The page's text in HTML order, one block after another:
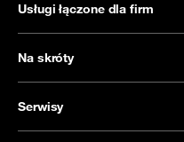
Usługi łączone dla firm
Na skróty
Serwisy